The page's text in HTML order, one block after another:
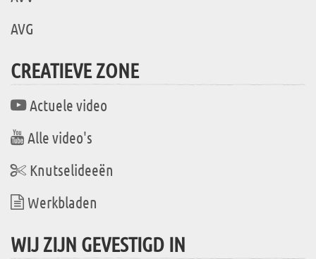
AVG
CREATIEVE ZONE
Actuele video
Alle video's
Knutselideeën
Werkbladen
WIJ ZIJN GEVESTIGD IN